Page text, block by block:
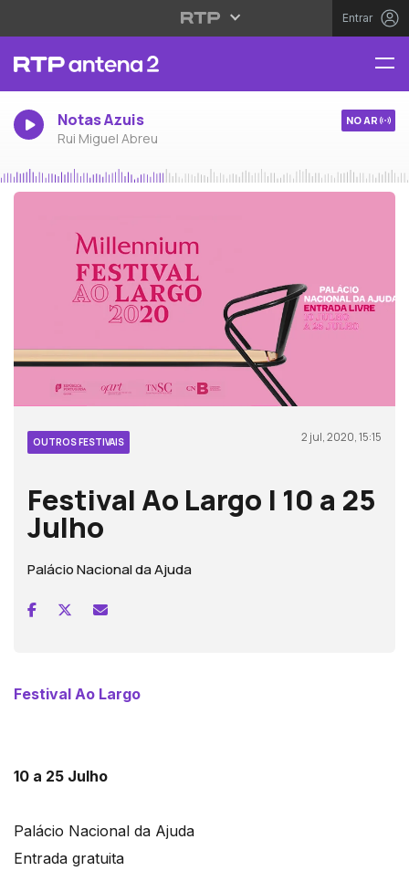
Entrar
Notas Azuis
Rui Miguel Abreu
NO AR
OUTROS FESTIVAIS 2 jul, 2020, 15:15
Festival Ao Largo | 10 a 25
Julho
Palácio Nacional da Ajuda
Festival Ao Largo
10 a 25 Julho
Palácio Nacional da Ajuda
Entrada gratuita